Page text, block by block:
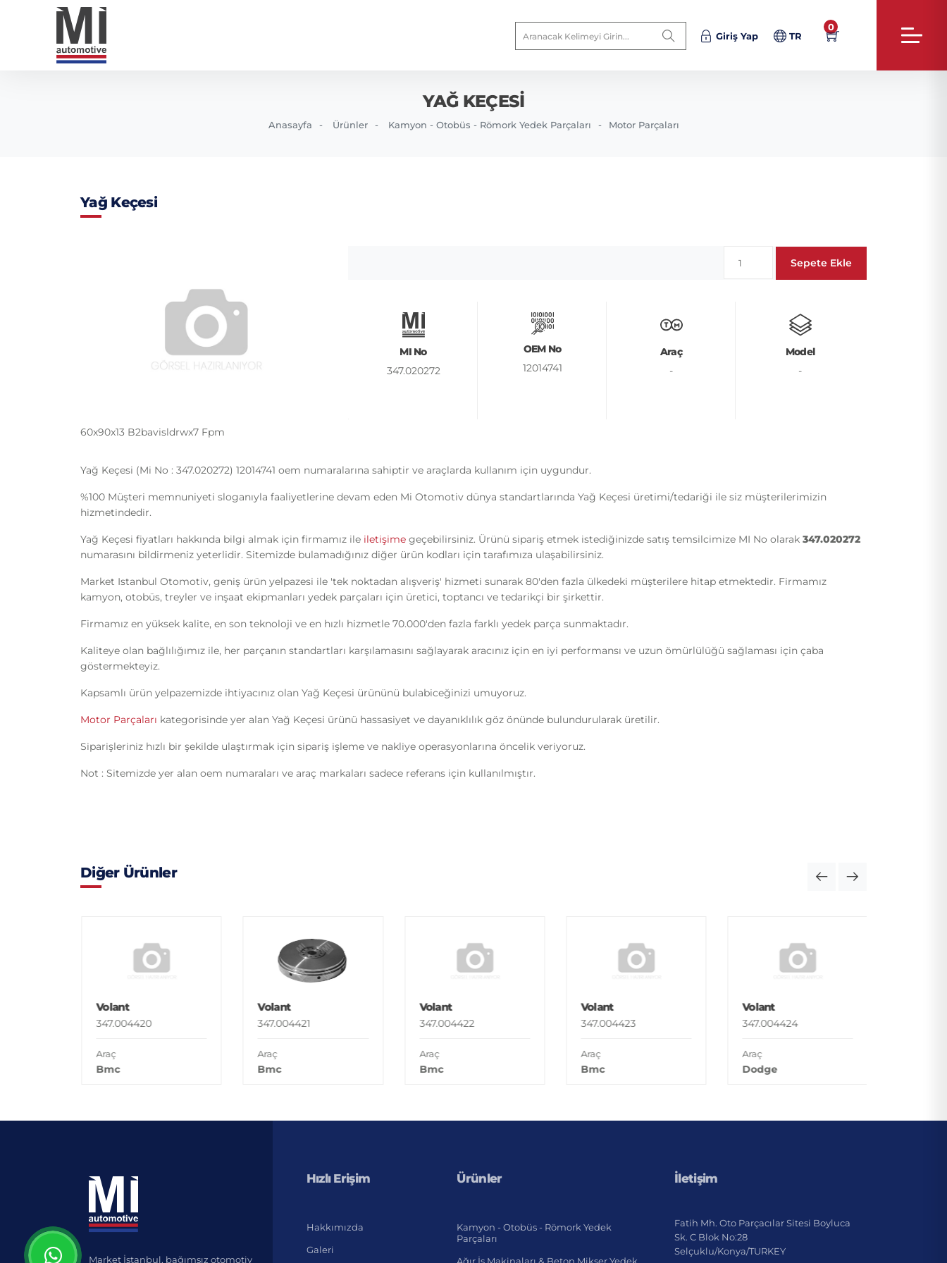
Giriş Yap TR
0
YAĞ KEÇESI
Anasayfa Ürünler Kamyon - Otobüs - Römork Yedek Parçaları Motor Parçaları
Yağ Keçesi
60x90x13 B2bavisldrwx7 Fpm
Sepete Ekle
MI No
347.020272
OEM No
12014741
Araç
-
Model
-
Yağ Keçesi (Mi No : 347.020272) 12014741 oem numaralarına sahiptir ve araçlarda kullanım için uygundur.
%100 Müşteri memnuniyeti sloganıyla faaliyetlerine devam eden Mi Otomotiv dünya standartlarında Yağ Keçesi üretimi/tedariği ile siz müşterilerimizin
hizmetindedir.
Yağ Keçesi fiyatları hakkında bilgi almak için firmamız ile iletişime geçebilirsiniz. Ürünü sipariş etmek istediğinizde satış temsilcimize MI No olarak 347.020272
numarasını bildirmeniz yeterlidir. Sitemizde bulamadığınız diğer ürün kodları için tarafımıza ulaşabilirsiniz.
Market Istanbul Otomotiv, geniş ürün yelpazesi ile 'tek noktadan alışveriş' hizmeti sunarak 80'den fazla ülkedeki müşterilere hitap etmektedir. Firmamız
kamyon, otobüs, treyler ve inşaat ekipmanları yedek parçaları için üretici, toptancı ve tedarikçi bir şirkettir.
Firmamız en yüksek kalite, en son teknoloji ve en hızlı hizmetle 70.000'den fazla farklı yedek parça sunmaktadır.
Kaliteye olan bağlılığımız ile, her parçanın standartları karşılamasını sağlayarak aracınız için en iyi performansı ve uzun ömürlülüğü sağlaması için çaba
göstermekteyiz.
Kapsamlı ürün yelpazemizde ihtiyacınız olan Yağ Keçesi ürününü bulabiceğinizi umuyoruz.
Motor Parçaları kategorisinde yer alan Yağ Keçesi ürünü hassasiyet ve dayanıklılık göz önünde bulundurularak üretilir.
Siparişleriniz hızlı bir şekilde ulaştırmak için sipariş işleme ve nakliye operasyonlarına öncelik veriyoruz.
Not : Sitemizde yer alan oem numaraları ve araç markaları sadece referans için kullanılmıştır.
Diğer Ürünler
Volant
347.004420
Araç
Bmc
Volant
347.004421
Araç
Bmc
Volant
347.004422
Araç
Bmc
Volant
347.004423
Araç
Bmc
Volant
347.004424
Araç
Dodge
Market İstanbul, bağımsız otomotiv
Hızlı Erişim
Hakkımızda
Galeri
Ürünler
Kamyon - Otobüs - Römork Yedek
Parçaları
İletişim
Fatih Mh. Oto Parçacılar Sitesi Boyluca
Sk. C Blok No:28
Selçuklu/Konya/TURKEY